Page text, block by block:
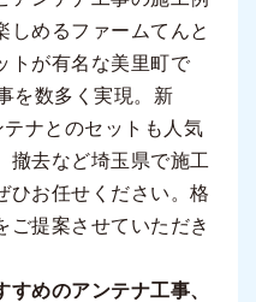
しめるファームてんと
トが有名な美里町で
を数多く実現。新
ナとのセットも人気
撤去など埼玉県で施工
ひお任せください。格
ご提案させていただき
めのアンテナ工事、